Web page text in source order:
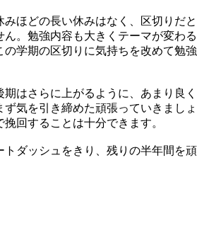
ほどの長い休みはなく、区切りだと
ん。勉強内容も大きくテーマが変わる
の学期の区切りに気持ちを改めて勉強
はさらに上がるように、あまり良く
気を引き締めた頑張っていきましょ
回することは十分できます。
トダッシュをきり、残りの半年間を頑